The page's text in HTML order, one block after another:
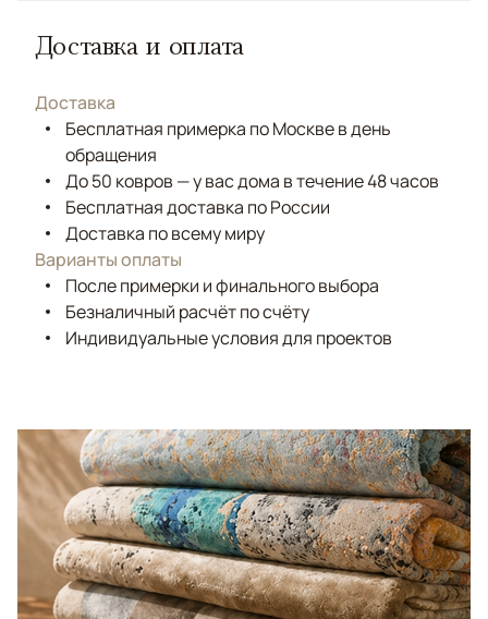
Доставка и оплата
Доставка
Бесплатная примерка по Москве в день
обращения
До 50 ковров — у вас дома в течение 48 часов
Бесплатная доставка по России
Доставка по всему миру
Варианты оплаты
После примерки и финального выбора
Безналичный расчёт по счёту
Индивидуальные условия для проектов